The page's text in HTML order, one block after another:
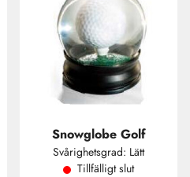
Snowglobe Golf
Svårighetsgrad: Lätt
Tillfälligt slut